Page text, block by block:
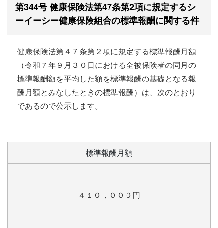
第344号 健康保険法第47条第2項に規定するシ
ーイーシー健康保険組合の標準報酬に関する件
健康保険法第４７条第２項に規定する標準報酬月額
（令和７年９月３０日における全被保険者の同月の
標準報酬額を平均した額を標準報酬の基礎となる報
酬月額とみなしたときの標準報酬）は、次のとおり
であるので公示します。
標準報酬月額
４１０，０００円